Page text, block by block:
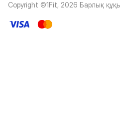
Copyright ©1Fit, 2026 Барлық